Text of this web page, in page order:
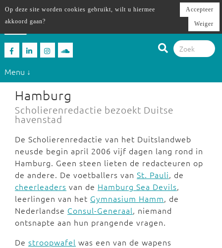
Menu ↓
Hamburg
Scholierenredactie bezoekt Duitse
havenstad
De Scholierenredactie van het Duitslandweb
neusde begin april 2006 vijf dagen lang rond in
Hamburg. Geen steen lieten de redacteuren op
de andere. De voetballers van St. Pauli, de
cheerleaders van de Hamburg Sea Devils,
leerlingen van het Gymnasium Hamm, de
Nederlandse Consul-Generaal, niemand
ontsnapte aan hun prangende vragen.
De stroopwafel was een van de wapens
Op deze site worden cookies gebruikt, wilt u hiermee
akkoord gaan?
Accepteer
Weiger